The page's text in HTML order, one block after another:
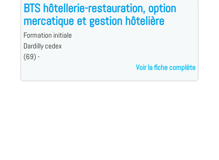
BTS hôtellerie-restauration, option
mercatique et gestion hôtelière
Formation initiale
Dardilly cedex
(69) -
Voir la fiche complète